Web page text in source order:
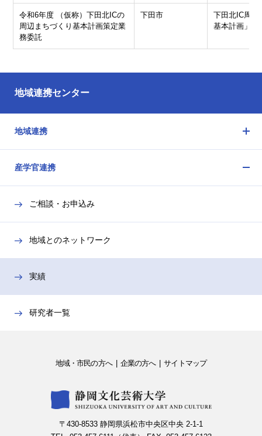
令和6年度 （仮称）下田北ICの
周辺まちづくり基本計画策定業
務委託
下田市
下田北IC周辺
基本計画」案
地域連携センター
地域連携
ュ
ー
閉
産学官連携
ー
閉
ご相談・お申込み
地域とのネットワーク
実績
研究者一覧
地域・市民の方へ 企業の方へ サイトマップ
〒430-8533 静岡県浜松市中央区中央 2-1-1